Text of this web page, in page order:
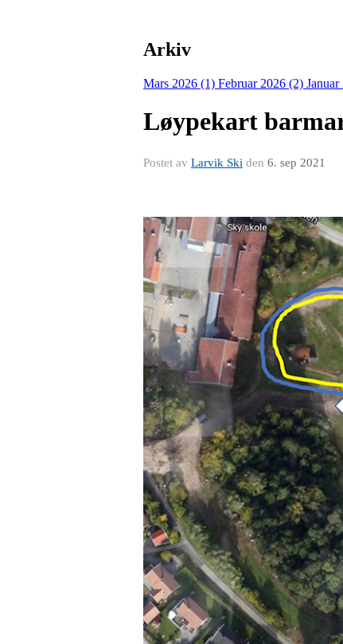
Arkiv
Mars 2026 (1) Februar 2026 (2)
Løypekart
Postet av Larvik Ski den 6. sep 2021